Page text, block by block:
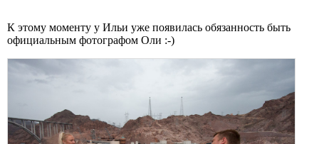
К этому моменту у Ильи уже появилась обязанность быть
официальным фотографом Оли :-)